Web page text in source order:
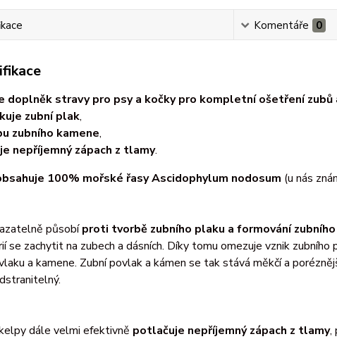
Komentáře 0
doplněk stravy pro psy a kočky pro kompletní ošetření zubů
zubní plak,
zubního kamene,
nepříjemný zápach z tlamy.
100% mořské řasy Ascidophylum nodosum (u nás
působíproti tvorbě zubního plaku a formování
zachytit na zubech a dásních. Díky tomu omezuje vznik zubního
a kamene. Zubní povlak a kámen se tak stává měkčí a
dále velmi efektivně potlačuje nepříjemný zápach z tlamy,